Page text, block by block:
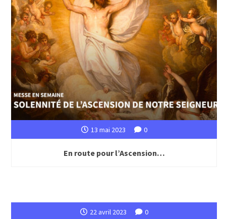
13 mai 2023 0
En route pour l’Ascension…
22 avril 2023 0